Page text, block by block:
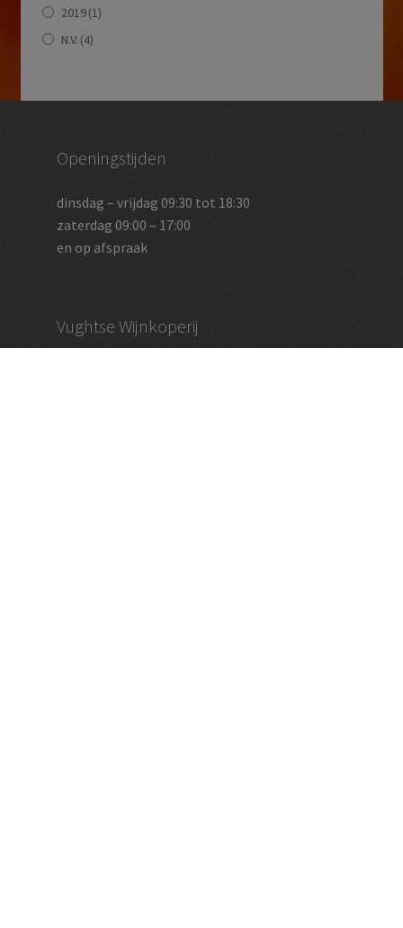
Touriga Francesca
Touriga Nacional
2019(1)
N.V. (4)
Openingstijden
dinsdag – vrijdag 09:30 tot 18:30
zaterdag 09:00 – 17:00
en op afspraak
Vughtse Wijnkoperij